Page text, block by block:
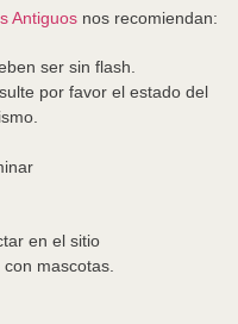
Antiguos nos recomiendan:
ser sin flash.
por favor el estado del
en el sitio
mascotas.